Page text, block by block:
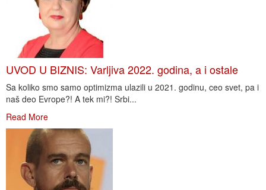
UVOD U BIZNIS: Varljiva 2022. godina, a i ostale
Sa koliko smo samo optimizma ulazili u 2021. godinu, ceo svet, pa i
naš deo Evrope?! A tek mi?! Srbi...
Read More